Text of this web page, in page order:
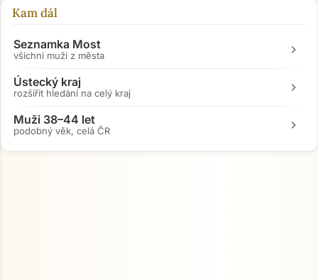
Kam dál
Seznamka Most
všichni muži z města chevron_right
Ústecký kraj
rozšířit hledání na celý kraj chevron_right
Muži 38–44 let
podobný věk, celá ČR chevron_right